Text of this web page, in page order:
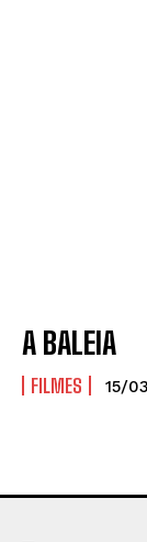
A BALEIA
FILMES 15/